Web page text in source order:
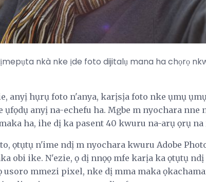
nkà nke ịde foto dijitalụ mana ha chọrọ
anyị hụrụ foto n'anya, karịsịa foto nke ụmụ
anyị na-echefu ha. Mgbe m nyochara nne
ha, ihe dị ka pasent 40 kwuru na-arụ ọrụ na
ọtụtụ n'ime ndị m nyochara kwuru Adobe
obi ike. N'ezie, ọ dị nnọọ mfe karịa ka ọtụtụ
usoro mmezi pixel, nke dị mma maka